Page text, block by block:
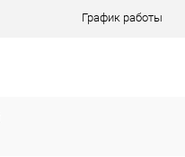
График работы